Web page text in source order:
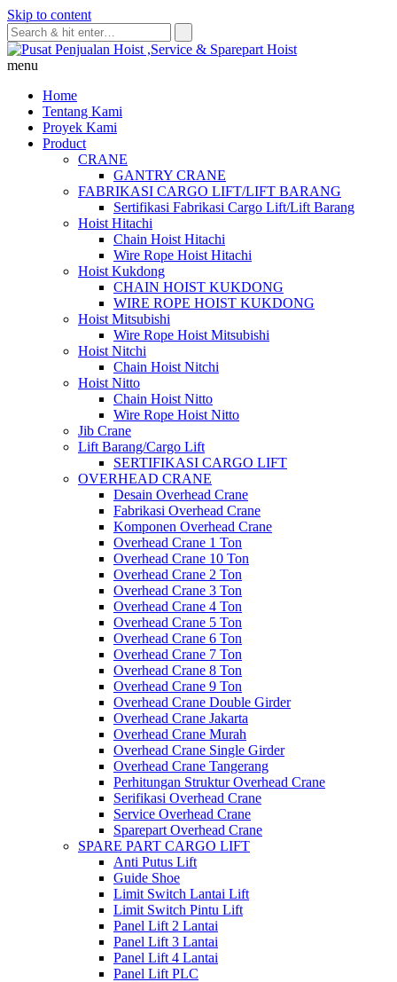
Skip to content
menu
Home
Tentang Kami
Proyek Kami
Product
CRANE
GANTRY CRANE
FABRIKASI CARGO LIFT/LIFT BARANG
Sertifikasi Fabrikasi Cargo Lift/Lift Barang
Hoist Hitachi
Chain Hoist Hitachi
Wire Rope Hoist Hitachi
Hoist Kukdong
CHAIN HOIST KUKDONG
WIRE ROPE HOIST KUKDONG
Hoist Mitsubishi
Wire Rope Hoist Mitsubishi
Hoist Nitchi
Chain Hoist Nitchi
Hoist Nitto
Chain Hoist Nitto
Wire Rope Hoist Nitto
Jib Crane
Lift Barang/Cargo Lift
SERTIFIKASI CARGO LIFT
OVERHEAD CRANE
Desain Overhead Crane
Fabrikasi Overhead Crane
Komponen Overhead Crane
Overhead Crane 1 Ton
Overhead Crane 10 Ton
Overhead Crane 2 Ton
Overhead Crane 3 Ton
Overhead Crane 4 Ton
Overhead Crane 5 Ton
Overhead Crane 6 Ton
Overhead Crane 7 Ton
Overhead Crane 8 Ton
Overhead Crane 9 Ton
Overhead Crane Double Girder
Overhead Crane Jakarta
Overhead Crane Murah
Overhead Crane Single Girder
Overhead Crane Tangerang
Perhitungan Struktur Overhead Crane
Serifikasi Overhead Crane
Service Overhead Crane
Sparepart Overhead Crane
SPARE PART CARGO LIFT
Anti Putus Lift
Guide Shoe
Limit Switch Lantai Lift
Limit Switch Pintu Lift
Panel Lift 2 Lantai
Panel Lift 3 Lantai
Panel Lift 4 Lantai
Panel Lift PLC